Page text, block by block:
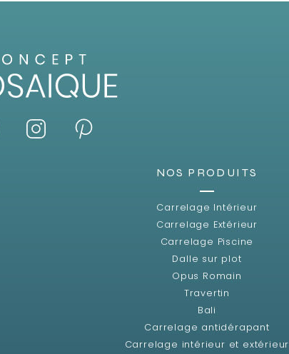
NOS PRODUITS
Carrelage Intérieur
Carrelage Extérieur
Carrelage Piscine
Dalle sur plot
Opus Romain
Travertin
Bali
Carrelage antidérapant
Carrelage intérieur et extérieur